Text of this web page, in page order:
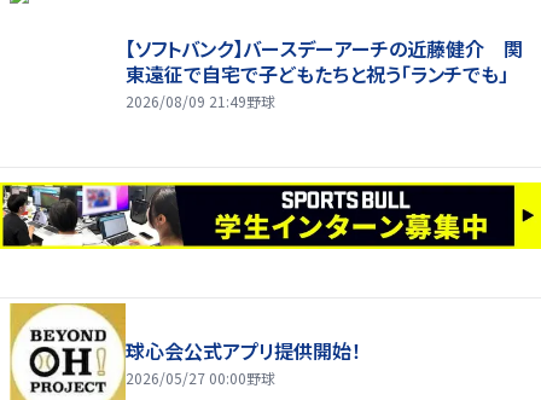
【ソフトバンク】バースデーアーチの近藤健介 関
東遠征で自宅で子どもたちと祝う「ランチでも」
2026/08/09 21:49野球
球心会公式アプリ提供開始！
2026/05/27 00:00野球